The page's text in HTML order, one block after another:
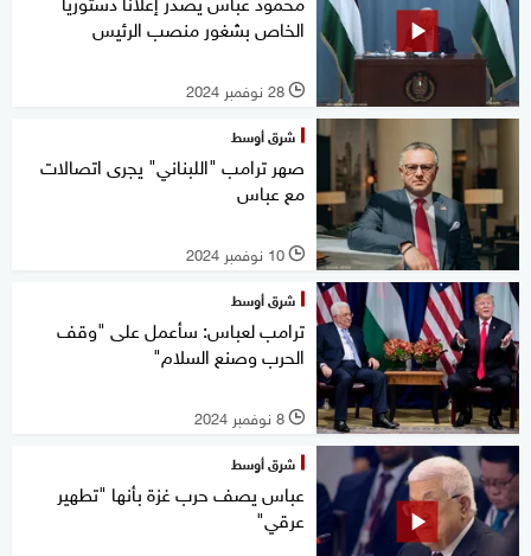
الخاص بشغور منصب الرئيس
l 28 نوفمبر 2024
شرق أوسط
صهر ترامب "اللبناني" يجرى اتصالات
مع عباس
l 10 نوفمبر 2024
شرق أوسط
ترامب لعباس: سأعمل على "وقف
الحرب وصنع السلام"
l 8 نوفمبر 2024
شرق أوسط
عباس يصف حرب غزة بأنها "تطهير
عرقي"